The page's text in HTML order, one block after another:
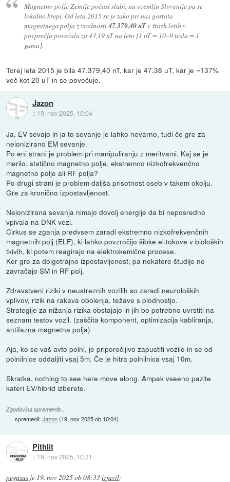
Magnetno polje Zemlje počasi slabi, na ozemlju Slovenije pa se
lokalno krepi. Od leta 2015 se je tako pri nas gostota
magnetnega polja z vrednosti47.379,40 nTv štirih letih v
povprečju povečala za 43,19 nT na leto [1 nT = 10–9 tesla = 1
gama].
Torej leta 2015 je bila 47.379,40 nT, kar je 47,38 uT, kar je ~137%
več kot 20 uT in se povečuje.
Jazon
:: 19. nov 2025, 10:04
Ja, EV sevajo in ja to sevanje je lahko nevarno, tudi če gre za
neionizirano EM sevanje.
Po eni strani je problem pri manipuliranju z meritvami. Kaj se je
merilo, statično magnetno polje, ekstremno nizkofrekvenčno
magnetno polje ali RF polja?
Po drugi strani je problem daljša prisotnost oseb v takem okolju.
Gre za kronično izpostavljenost.
Neionizirana sevanja nimajo dovolj energije da bi neposredno
vpivala na DNK vezi.
Cirkus se zganja predvsem zaradi ekstremno nizkofrekvenčnih
magnetnih polj (ELF), ki lahko povzročijo šibke el.tokove v bioloških
tkivih, ki potem reagirajo na elektrokemične procese.
Ker gre za dolgotrajno izpostavljenost, pa nekatere študije ne
zavračajo SM in RF polj.
Zdravstveni riziki v neustreznih vozilih so zaradi neuroloških
vplivov, rizik na rakava obolenja, težave s plodnostjo.
Strategije za nižanja rizika obstajajo in jih bo potrebno uvrstiti na
seznam testov vozil. (zaščita komponent, optimizacija kabliranja,
antifazna magnetna polja)
Aja, ko se vaš avto polni, je priporočljivo zapustiti vozilo in se od
polnilnice oddaljiti vsaj 5m. Če je hitra polnilnica vsaj 10m.
Skratka, nothing to see here move along. Ampak vseeno pazite
kateri EV/hibrid izberete.
Zgodovina sprememb…
spremenil:Jazon(19. nov 2025 ob 10:04)
Pithlit
:: 19. nov 2025, 10:31
pegasus je 19. nov 2025 ob 08:33izjavil: